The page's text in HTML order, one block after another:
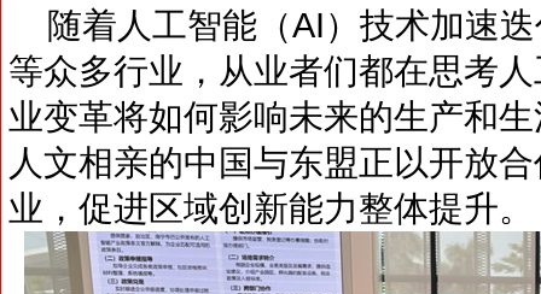
随着人工智能（AI）技术加速
等众多行业，从业者们都在思考
业变革将如何影响未来的生产和
人文相亲的中国与东盟正以开放
业，促进区域创新能力整体提升。